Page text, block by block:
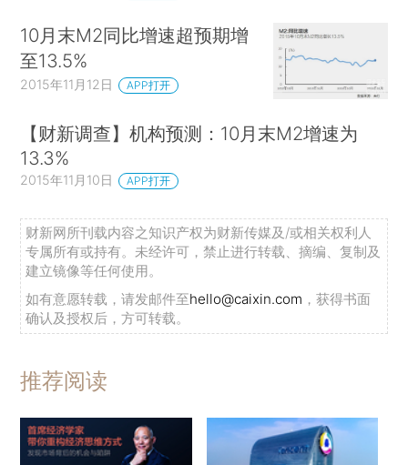
10月末M2同比增速超预期增
至13.5%
2015年11月12日 APP打开
【财新调查】机构预测：10月末M2增速为
13.3%
2015年11月10日 APP打开
财新网所刊载内容之知识产权为财新传媒及/或相关权利人
专属所有或持有。未经许可，禁止进行转载、摘编、复制及
建立镜像等任何使用。
如有意愿转载，请发邮件至hello@caixin.com ，获得书面
确认及授权后，方可转载。
推荐阅读